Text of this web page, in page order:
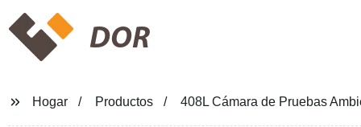
DOR
Hogar Productos 408L Cámara de Pruebas